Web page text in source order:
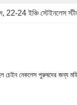
, 22-24 ইঞ্চি স্টেইনলেস
চেইন নেকলেস পুরুষদের জন্য